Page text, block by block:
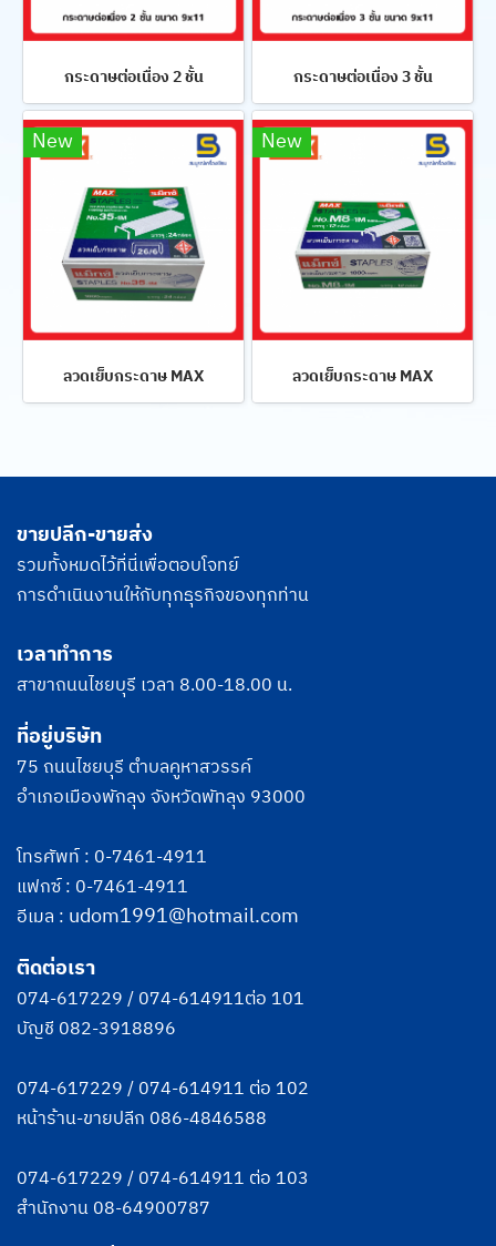
กระดาษต่อเนื่อง 2 ชั้น กระดาษต่อเนื่อง 3 ชั้น
New
ลวดเย็บกระดาษ MAX
New
ลวดเย็บกระดาษ MAX
ขายปลีก-ขายส่ง
รวมทั้งหมดไว้ที่นี่เพื่อตอบโจทย์
การดำเนินงานให้กับทุกธุรกิจของทุกท่าน
เวลาทำการ
สาขาถนนไชยบุรี เวลา 8.00-18.00 น.
ที่อยู่บริษัท
75 ถนนไชยบุรี ตำบลคูหาสวรรค์
อำเภอเมืองพักลุง จังหวัดพัทลุง 93000
โทรศัพท์ : 0-7461-4911
แฟกซ์ : 0-7461-4911
อีเมล : udom1991@hotmail.com
ติดต่อเรา
074-617229/074-614911ต่อ 101
บัญชี 082-3918896
074-617229/074-614911 ต่อ 102
หน้าร้าน-ขายปลีก 086-4846588
074-617229/074-614911 ต่อ 103
สำนักงาน08-64900787